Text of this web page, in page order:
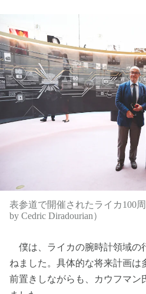
表参道で開催されたライカ100
by Cedric Diradourian）
僕は、ライカの腕時計領域の
ねました。具体的な将来計画
前置きしながらも、カウフマン